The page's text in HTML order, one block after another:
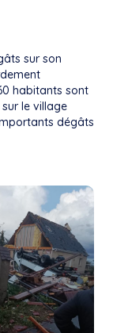
sur son
habitants sont
le village
dégâts